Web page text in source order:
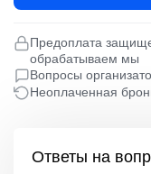
Предоплата
обрабатываем мы
Вопросы
Неоплаченная
Ответы на